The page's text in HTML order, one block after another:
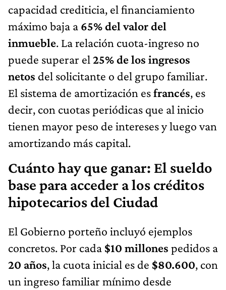
capacidad crediticia, el financiamiento
máximo baja a 65% del valor del
inmueble. La relación cuota-ingreso no
puede superar el 25% de los ingresos
netos del solicitante o del grupo familiar.
El sistema de amortización esfrancés, es
decir, con cuotas periódicas que al inicio
tienen mayor peso de intereses y luego van
amortizando más capital.
Cuánto hay que ganar: El sueldo
base para acceder a los créditos
hipotecarios del Ciudad
El Gobierno porteño incluyó ejemplos
concretos. Por cada $10 millones pedidos a
20 años, la cuota inicial es de $80.600, con
un ingreso familiar mínimo desde